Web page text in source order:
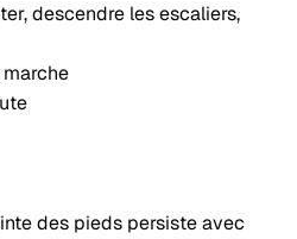
descendre les escaliers,
des pieds persiste avec